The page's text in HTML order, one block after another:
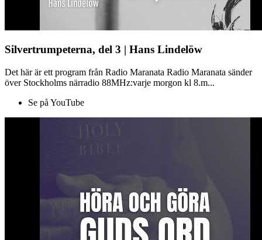
Silvertrumpeterna, del 3 | Hans Lindelöw
Det här är ett program från Radio Maranata Radio Maranata sänder
över Stockholms närradio 88MHz:varje morgon kl 8.m...
Se på YouTube